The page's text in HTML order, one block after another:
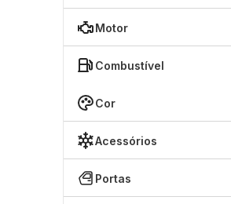
Motor
Combustível
Cor
Acessórios
Portas